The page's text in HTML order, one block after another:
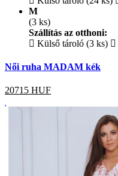
M
(3 ks)
Szállítás az otthoni:
Külső tároló (3 ks)
Női ruha MADAM kék
20715 HUF